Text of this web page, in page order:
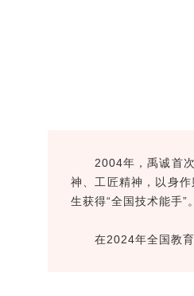
2004年，禹诚首
神、工匠精神，以身
生获得“全国技术能手”。
在2024年全国教